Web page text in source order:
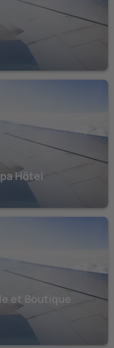
Hôtel
et Boutique